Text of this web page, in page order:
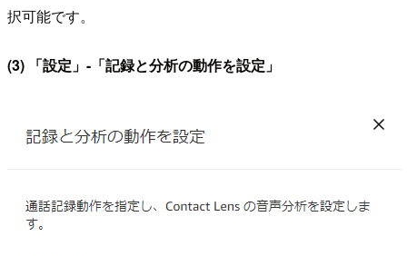
択可能です。
(3) 「設定」-「記録と分析の動作を設定」